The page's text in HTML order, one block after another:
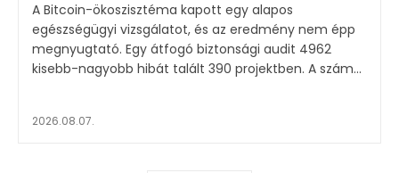
A Bitcoin-ökoszisztéma kapott egy alapos
egészségügyi vizsgálatot, és az eredmény nem épp
megnyugtató. Egy átfogó biztonsági audit 4962
kisebb-nagyobb hibát talált 390 projektben. A szám...
2026.08.07.